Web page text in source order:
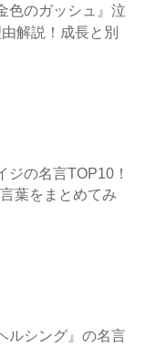
色のガッシュ』泣
解説！成長と別
ジの名言TOP10！
葉をまとめてみ
ルシング』の名言